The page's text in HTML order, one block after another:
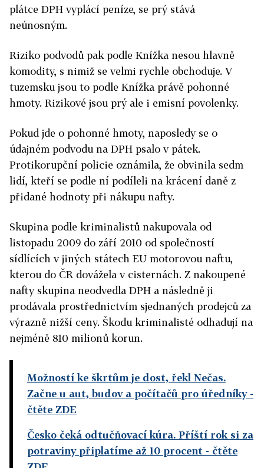
plátce DPH vyplácí peníze, se prý stává
neúnosným.
Riziko podvodů pak podle Knížka nesou hlavně
komodity, s nimiž se velmi rychle obchoduje. V
tuzemsku jsou to podle Knížka právě pohonné
hmoty. Rizikové jsou prý ale i emisní povolenky.
Pokud jde o pohonné hmoty, naposledy se o
údajném podvodu na DPH psalo v pátek.
Protikorupční policie oznámila, že obvinila sedm
lidí, kteří se podle ní podíleli na krácení daně z
přidané hodnoty při nákupu nafty.
Skupina podle kriminalistů nakupovala od
listopadu 2009 do září 2010 od společností
sídlících v jiných státech EU motorovou naftu,
kterou do ČR dovážela v cisternách. Z nakoupené
nafty skupina neodvedla DPH a následně ji
prodávala prostřednictvím sjednaných prodejců za
výrazně nižší ceny. Škodu kriminalisté odhadují na
nejméně 810 milionů korun.
Možností ke škrtům je dost, řekl Nečas.
Začne u aut, budov a počítačů pro úředníky-
čtěte ZDE
Česko čeká odtučňovací kúra. Příští rok si za
potraviny připlatíme až 10 procent - čtěte